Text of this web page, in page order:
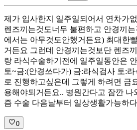
제가 입사한지 일주일되어서 연차가
렌즈끼는것도너무 불편하고 안경끼
에서는 아무것도안했거든요) 최대한
거든요 그런데 안경끼는것보단 렌즈
랑 라식수술하기전에 일주일동안은
토~금:(안경쓰다가) 금:라식검사 토:
로 진행하고싶은데 그렇게 하려면 금
용해야되거든요.. 병원간다고 잠깐 나
즘 수술 다음날부터 일상생활가능하
0